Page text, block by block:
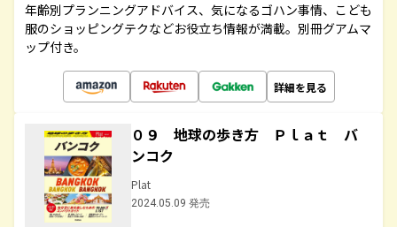
年齢別プランニングアドバイス、気になるゴハン事情、こども
服のショッピングテクなどお役立ち情報が満載。別冊グアムマ
ップ付き。
詳細を見る
０９ 地球の歩き方 Ｐｌａｔ バ
ンコク
Plat
2024.05.09 発売